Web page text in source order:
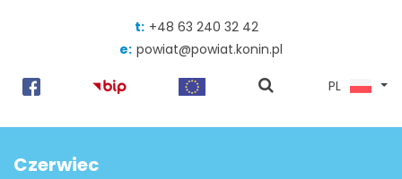
t: +48 63 240 32 42
e: powiat@powiat.konin.pl
pokaż
PL
Czerwiec